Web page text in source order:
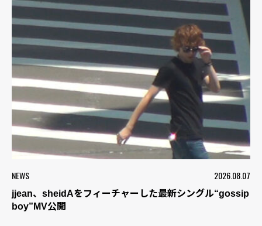
NEWS 2026.08.07
jjean、sheidAをフィーチャーした最新シングル“gossip
boy”MV公開